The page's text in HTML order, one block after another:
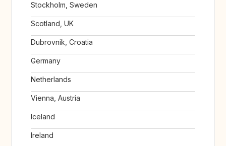
Stockholm, Sweden
Scotland, UK
Dubrovnik, Croatia
Germany
Netherlands
Vienna, Austria
Iceland
Ireland